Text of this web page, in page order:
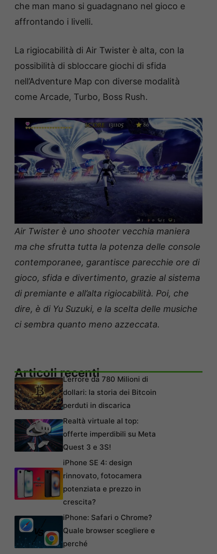
che man mano si guadagnano nel gioco e
affrontando i livelli.
La rigiocabilità di Air Twister è alta, con la
possibilità di sbloccare giochi di sfida
nell’Adventure Map con diverse modalità
come Arcade, Turbo, Boss Rush.
Air Twister è uno shooter vecchia maniera
ma che sfrutta tutta la potenza delle console
contemporanee, garantisce parecchie ore di
gioco, sfida e divertimento, grazie al sistema
di premiante e all’alta rigiocabilità. Poi, che
dire, è di Yu Suzuki, e la scelta delle musiche
ci sembra quanto meno azzeccata.
Articoli recentiL’errore da 780 Milioni di
dollari: la storia dei Bitcoin
perduti in discarica
Realtà virtuale al top:
offerte imperdibili su Meta
Quest 3 e 3S!
iPhone SE 4: design
rinnovato, fotocamera
potenziata e prezzo in
crescita?
iPhone: Safari o Chrome?
Quale browser scegliere e
perché